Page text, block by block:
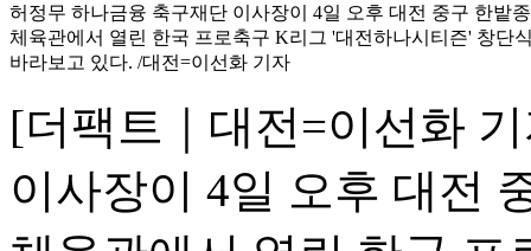
허정무 하나금융 축구재단 이사장이 4일 오후 대전 중구 한밭
체육관에서 열린 한국 프로축구 K리그 '대전하나시티즌' 창단
바라보고 있다. /대전=이선화 기자
[더팩트｜대전=이선화
이사장이 4일 오후 대전